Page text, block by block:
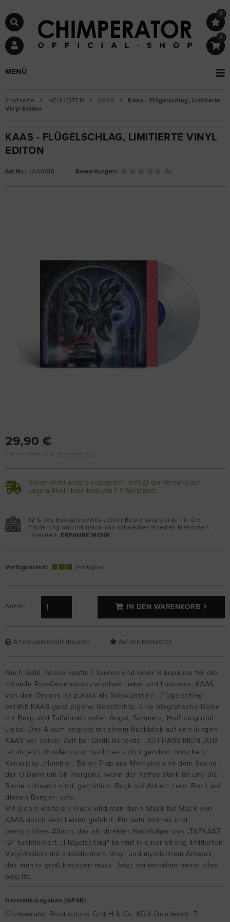
0
0
MENÜ
Startseite NEUHEITEN KAAS
Kaas - Flügelschlag, Limitierte
Vinyl Editon
KAAS - FLÜGELSCHLAG, LIMITIERTE VINYL
EDITON
Art.Nr.: KAA0018 Bewertungen: (0)
29,90 €
inkl. 7 % MwSt. zzgl. Versandkosten
Sofern nicht anders angegeben, erfolgt der Versand von
Lagerartikeln innerhalb von 1-3 Werktagen.
12 % des Einkaufswertes deiner Bestellung werden in die
Förderung und Inklusion von schwerbehinderten Menschen
investiert. ERFAHRE MEHR
Verfügbarkeit: Verfügbar
Anzahl IN DEN WARENKORB
Artikeldatenblatt drucken
Nach Gold, ausverkauften Touren und einer Blaupause für die
aktuelle Rap-Generation zwischen Liebe und Lostness: KAAS
von den Orsons ist zurück als Solokünstler! „Flügelschlag"
erzählt KAAS ganz eigene Geschichte. Eine biografische Reise
mit Berg und Talfahrten voller Angst, Schmerz, Hoffnung und
Liebe. Das Album beginnt mit einem Rückblick auf den jungen
KAAS vor seiner Zeit bei Optik Records. „ICH HASS MEIN JOB"
ist ab jetzt draußen und macht es sich irgendwo zwischen
Kendricks „Humble", Baller-Trap aus Memphis und dem Sound
der U-Bahn um 5h morgens, wenn der Kaffee stark ist und die
Beine schwach sind, gemütlich. Bock auf Arbeit: zero. Bock auf
diesen Banger: safe.
Mit jedem weiteren Track wird man dann Stück für Stück von
KAAS durch sein Leben geführt. Ein sehr intimes und
persönliches Album, das als direkter Nachfolger von „TAFKAAZ
:D" funktioniert. „Flügelschlag" kommt in einer streng limitierten
Vinyl-Edition mit kristallklarem Vinyl und mystischem Artwork,
das man in groß besitzen muss. Jetzt vorbestellen bevor alles
weg ist.
Herstellerangaben (GPSR)
Chimperator Productions GmbH & Co. KG || Quellenstr. 7,